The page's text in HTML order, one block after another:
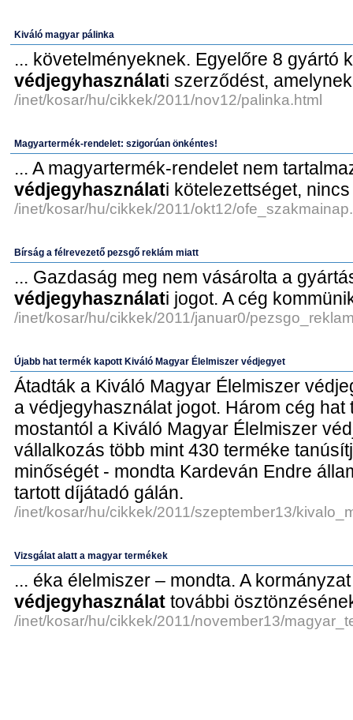
Kiváló magyar pálinka
... követelményeknek. Egyelőre 8 gyártó
védjegyhasználati szerződést,
/inet/kosar/hu/cikkek/2011/nov12/palinka.html
Magyartermék-rendelet: szigorúan önkéntes!
... A magyartermék-rendelet nem
védjegyhasználati kötelezettséget,
/inet/kosar/hu/cikkek/2011/okt12/
Bírság a félrevezető pezsgő reklám miatt
... Gazdaság meg nem vásárolta a
védjegyhasználati jogot. A cég
/inet/kosar/hu/cikkek/2011/januar0/
Újabb hat termék kapott Kiváló Magyar Élelmiszer védjegyet
Átadták a Kiváló Magyar Élelmiszer
a védjegyhasználat jogot. Három cég hat
mostantól a Kiváló Magyar Élelmiszer
vállalkozás több mint 430 terméke
minőségét - mondta Kardeván Endre
tartott díjátadó gálán.
/inet/kosar/hu/cikkek/2011/szeptember13/
Vizsgálat alatt a magyar termékek
... éka élelmiszer – mondta. A
védjegyhasználat további
/inet/kosar/hu/cikkek/2011/november13/